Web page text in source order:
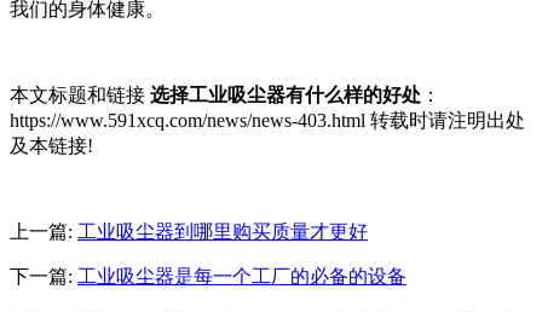
我们的身体健康。
本文标题和链接 选择工业吸尘器有什么样的好处 ：
https://www.591xcq.com/news/news-403.html 转载时请注明出处
及本链接!
上一篇: 工业吸尘器到哪里购买质量才更好
下一篇: 工业吸尘器是每一个工厂的必备的设备